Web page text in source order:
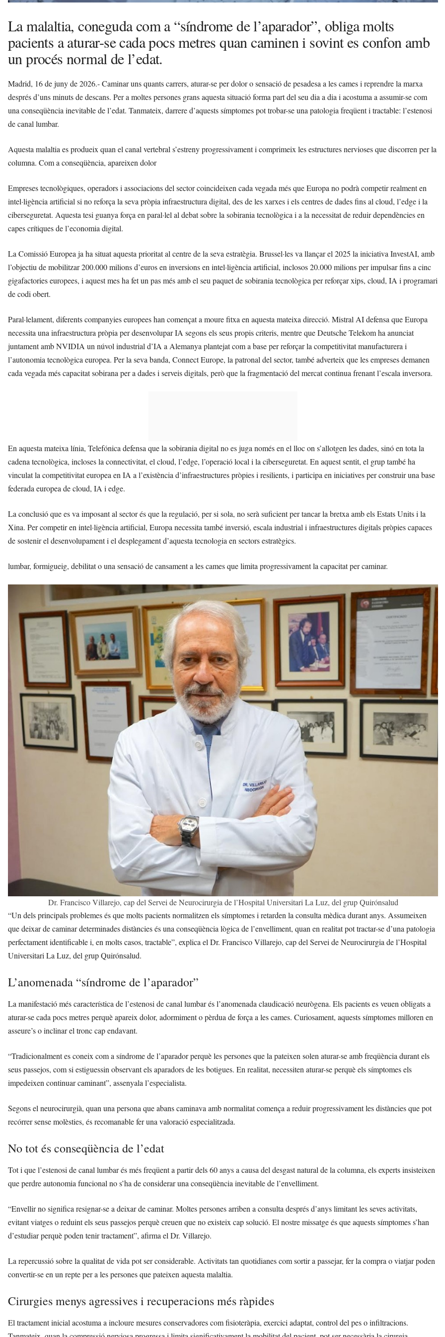
La malaltia, coneguda com a “síndrome de l’aparador”, obliga molts
pacients a aturar-se cada pocs metres quan caminen i sovint es confon amb
un procés normal de l’edat.
Madrid, 16 de juny de 2026.- Caminar uns quants carrers, aturar-se per dolor o sensació de pesadesa a les cames i reprendre la marxa
després d’uns minuts de descans. Per a moltes persones grans aquesta situació forma part del seu dia a dia i acostuma a assumir-se com
una conseqüència inevitable de l’edat. Tanmateix, darrere d’aquests símptomes pot trobar-se una patologia freqüent i tractable: l’estenosi
de canal lumbar.
Aquesta malaltia es produeix quan el canal vertebral s’estreny progressivament i comprimeix les estructures nervioses que discorren per la
columna. Com a conseqüència, apareixen dolor
Empreses tecnològiques, operadors i associacions del sector coincideixen cada vegada més que Europa no podrà competir realment en
intel·ligència artificial si no reforça la seva pròpia infraestructura digital, des de les xarxes i els centres de dades fins al cloud, l’edge i la
ciberseguretat. Aquesta tesi guanya força en paral·lel al debat sobre la sobirania tecnològica i a la necessitat de reduir dependències en
capes crítiques de l’economia digital.
La Comissió Europea ja ha situat aquesta prioritat al centre de la seva estratègia. Brussel·les va llançar el 2025 la iniciativa InvestAI, amb
l’objectiu de mobilitzar 200.000 milions d’euros en inversions en intel·ligència artificial, inclosos 20.000 milions per impulsar fins a cinc
gigafactories europees, i aquest mes ha fet un pas més amb el seu paquet de sobirania tecnològica per reforçar xips, cloud, IA i programari
de codi obert.
Paral·lelament, diferents companyies europees han començat a moure fitxa en aquesta mateixa direcció. Mistral AI defensa que Europa
necessita una infraestructura pròpia per desenvolupar IA segons els seus propis criteris, mentre que Deutsche Telekom ha anunciat
juntament amb NVIDIA un núvol industrial d’IA a Alemanya plantejat com a base per reforçar la competitivitat manufacturera i
l’autonomia tecnològica europea. Per la seva banda, Connect Europe, la patronal del sector, també adverteix que les empreses demanen
cada vegada més capacitat sobirana per a dades i serveis digitals, però que la fragmentació del mercat continua frenant l’escala inversora.
En aquesta mateixa línia, Telefónica defensa que la sobirania digital no es juga només en el lloc on s’allotgen les dades, sinó en tota la
cadena tecnològica, incloses la connectivitat, el cloud, l’edge, l’operació local i la ciberseguretat. En aquest sentit, el grup també ha
vinculat la competitivitat europea en IA a l’existència d’infraestructures pròpies i resilients, i participa en iniciatives per construir una base
federada europea de cloud, IA i edge.
La conclusió que es va imposant al sector és que la regulació, per si sola, no serà suficient per tancar la bretxa amb els Estats Units i la
Xina. Per competir en intel·ligència artificial, Europa necessita també inversió, escala industrial i infraestructures digitals pròpies capaces
de sostenir el desenvolupament i el desplegament d’aquesta tecnologia en sectors estratègics.
lumbar, formigueig, debilitat o una sensació de cansament a les cames que limita progressivament la capacitat per caminar.
Dr. Francisco Villarejo, cap del Servei de Neurocirurgia de l’Hospital Universitari La Luz, del grup Quirónsalud
“Un dels principals problemes és que molts pacients normalitzen els símptomes i retarden la consulta mèdica durant anys. Assumeixen
que deixar de caminar determinades distàncies és una conseqüència lògica de l’envelliment, quan en realitat pot tractar-se d’una patologia
perfectament identificable i, en molts casos, tractable”, explica el Dr. Francisco Villarejo, cap del Servei de Neurocirurgia de l’Hospital
Universitari La Luz, del grup Quirónsalud.
L’anomenada “síndrome de l’aparador”
La manifestació més característica de l’estenosi de canal lumbar és l’anomenada claudicació neurògena. Els pacients es veuen obligats a
aturar-se cada pocs metres perquè apareix dolor, adormiment o pèrdua de força a les cames. Curiosament, aquests símptomes milloren en
asseure’s o inclinar el tronc cap endavant.
“Tradicionalment es coneix com a síndrome de l’aparador perquè les persones que la pateixen solen aturar-se amb freqüència durant els
seus passejos, com si estiguessin observant els aparadors de les botigues. En realitat, necessiten aturar-se perquè els símptomes els
impedeixen continuar caminant”, assenyala l’especialista.
Segons el neurocirurgià, quan una persona que abans caminava amb normalitat comença a reduir progressivament les distàncies que pot
recórrer sense molèsties, és recomanable fer una valoració especialitzada.
No tot és conseqüència de l’edat
Tot i que l’estenosi de canal lumbar és més freqüent a partir dels 60 anys a causa del desgast natural de la columna, els experts insisteixen
que perdre autonomia funcional no s’ha de considerar una conseqüència inevitable de l’envelliment.
“Envellir no significa resignar-se a deixar de caminar. Moltes persones arriben a consulta després d’anys limitant les seves activitats,
evitant viatges o reduint els seus passejos perquè creuen que no existeix cap solució. El nostre missatge és que aquests símptomes s’han
d’estudiar perquè poden tenir tractament”, afirma el Dr. Villarejo.
La repercussió sobre la qualitat de vida pot ser considerable. Activitats tan quotidianes com sortir a passejar, fer la compra o viatjar poden
convertir-se en un repte per a les persones que pateixen aquesta malaltia.
Cirurgies menys agressives i recuperacions més ràpides
El tractament inicial acostuma a incloure mesures conservadores com fisioteràpia, exercici adaptat, control del pes o infiltracions.